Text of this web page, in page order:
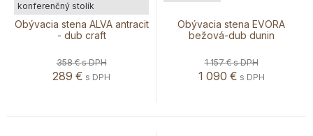
Obývacia stena ALVA antracit
- dub craft
konferenčný stolík
358 €s DPH
289 € s DPH
Obývacia stena EVORA
bežová-dub dunin
1 157 €s DPH
1 090 € s DPH